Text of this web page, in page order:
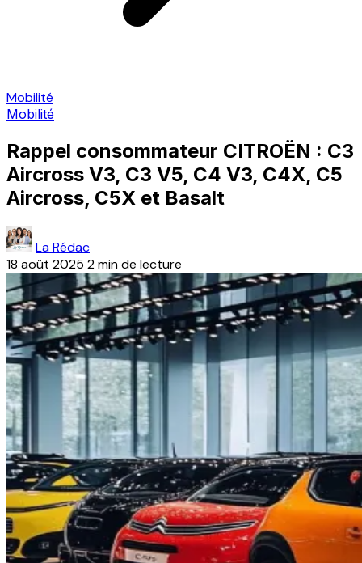
Mobilité
Mobilité
Rappel consommateur CITROËN : C3
Aircross V3, C3 V5, C4 V3, C4X, C5
Aircross, C5X et Basalt
La Rédac
18 août 2025 2 min de lecture